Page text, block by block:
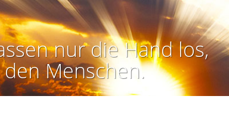
nur die Hand los,
Menschen.